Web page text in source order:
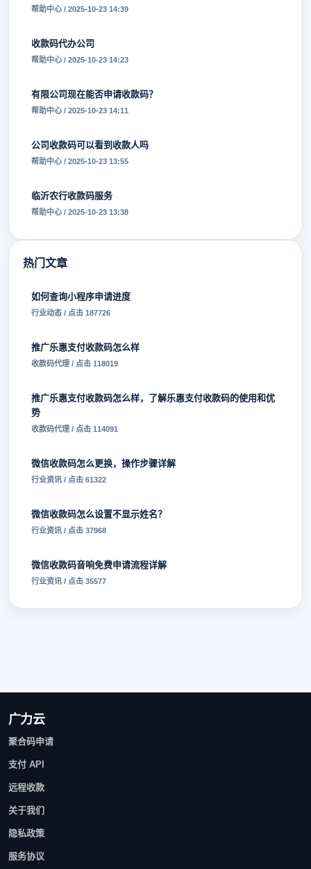
帮助中心 / 2025-10-23 14:39
收款码代办公司
帮助中心 / 2025-10-23 14:23
有限公司现在能否申请收款码？
帮助中心 / 2025-10-23 14:11
公司收款码可以看到收款人吗
帮助中心 / 2025-10-23 13:55
临沂农行收款码服务
帮助中心 / 2025-10-23 13:38
热门文章
如何查询小程序申请进度
行业动态 / 点击 187726
推广乐惠支付收款码怎么样
收款码代理 / 点击 118019
推广乐惠支付收款码怎么样，了解乐惠支付收款码的使用和优
势
收款码代理 / 点击 114091
微信收款码怎么更换，操作步骤详解
行业资讯 / 点击 61322
微信收款码怎么设置不显示姓名？
行业资讯 / 点击 37968
微信收款码音响免费申请流程详解
行业资讯 / 点击 35577
广力云
聚合码申请
支付 API
远程收款
关于我们
隐私政策
服务协议